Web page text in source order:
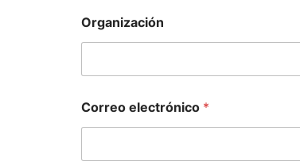
Organización
Correo electrónico *